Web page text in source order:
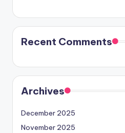
Recent Comments
Archives
December 2025
November 2025